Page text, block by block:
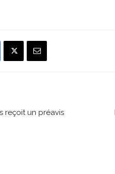
reçoit un préavis